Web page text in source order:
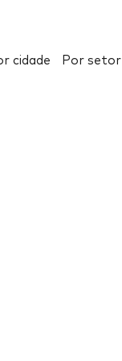
cidade Por setor